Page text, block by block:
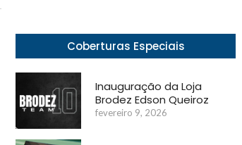
Coberturas Especiais
Inauguração da Loja
Brodez Edson Queiroz
fevereiro 9, 2026